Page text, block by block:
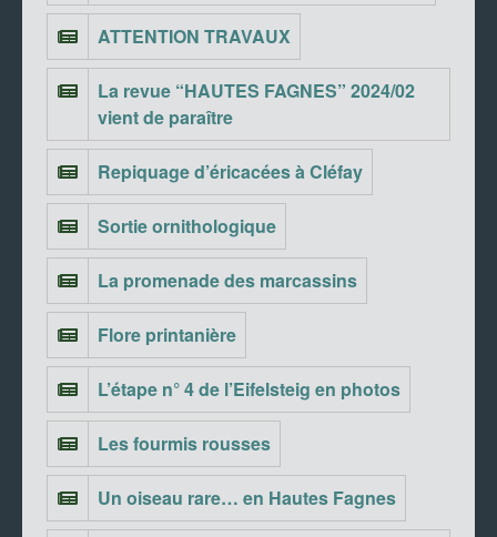
ATTENTION TRAVAUX
La revue “HAUTES FAGNES” 2024/02
vient de paraître
Repiquage d’éricacées à Cléfay
Sortie ornithologique
La promenade des marcassins
Flore printanière
L’étape n° 4 de l’Eifelsteig en photos
Les fourmis rousses
Un oiseau rare… en Hautes Fagnes